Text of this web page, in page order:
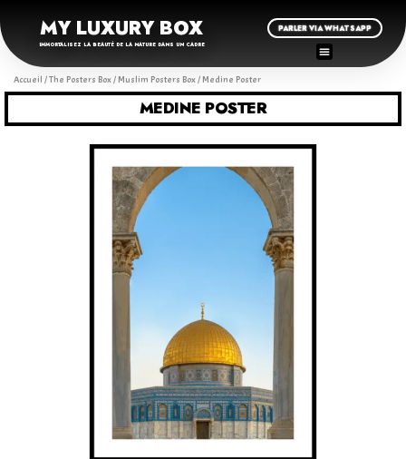
MY LUXURY BOX
IMMORTALISEZ LA BEAUTÉ DE LA NATURE DANS UN CADRE
PARLER VIA WHATSAPP
Accueil /The Posters Box/ Muslim Posters Box/ Medine Poster
MEDINE POSTER